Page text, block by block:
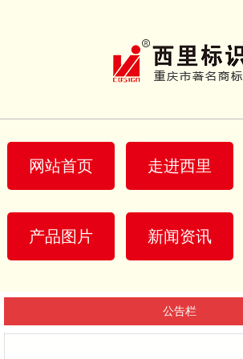
网站首页 走进西里
产品图片 新闻资讯
公告栏